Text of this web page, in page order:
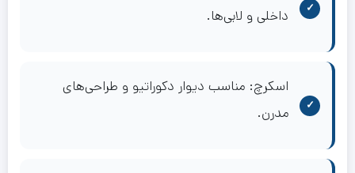
داخلی و لابی‌ها.
اسکرچ: مناسب دیوار دکوراتیو و طراحی‌های
مدرن.